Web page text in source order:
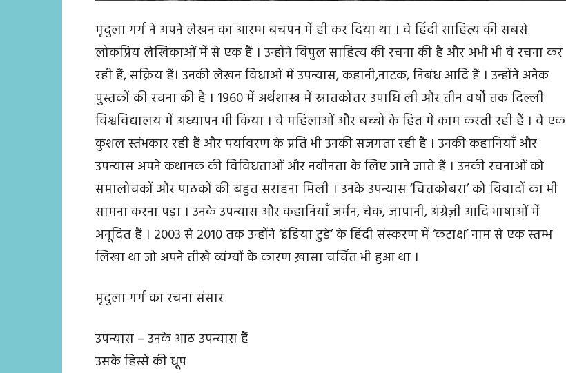
मृदुला गर्ग ने अपने लेखन का आरम्भ बचपन में ही कर दिया था । वे हिंदी साहित्य की सबसे
लोकप्रिय लेखिकाओं में से एक हैं । उन्होंने विपुल साहित्य की रचना की है और अभी भी वे रचना कर
रही हैं, सक्रिय हैं। उनकी लेखन विधाओं में उपन्यास, कहानी,नाटक, निबंध आदि हैं । उन्होंने अनेक
पुस्तकों की रचना की है । 1960 में अर्थशास्त्र में स्नातकोत्तर उपाधि ली और तीन वर्षों तक दिल्ली
विश्वविद्यालय में अध्यापन भी किया । वे महिलाओं और बच्चों के हित में काम करती रही हैं । वे एक
कुशल स्तंभकार रही हैं और पर्यावरण के प्रति भी उनकी सजगता रही है । उनकी कहानियाँ और
उपन्यास अपने कथानक की विविधताओं और नवीनता के लिए जाने जाते हैं । उनकी रचनाओं को
समालोचकों और पाठकों की बहुत सराहना मिली । उनके उपन्यास ‘चित्तकोबरा’ को विवादों का भी
सामना करना पड़ा । उनके उपन्यास और कहानियाँ जर्मन, चेक, जापानी, अंग्रेज़ी आदि भाषाओं में
अनूदित हैं । 2003 से 2010 तक उन्होंने ‘इंडिया टुडे’ के हिंदी संस्करण में ‘कटाक्ष’ नाम से एक स्तम्भ
लिखा था जो अपने तीखे व्यंग्यों के कारण ख़ासा चर्चित भी हुआ था ।
मृदुला गर्ग का रचना संसार
उपन्यास – उनके आठ उपन्यास हैं
उसके हिस्से की धूप